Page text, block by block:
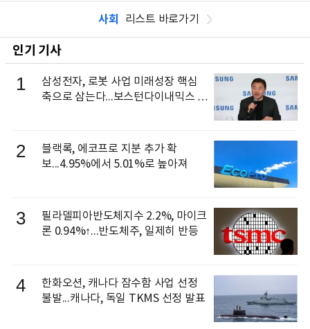
사회 리스트 바로가기
인기 기사
1
삼성전자, 로봇 사업 미래성장 핵심
축으로 삼는다...보스턴다이내믹스 출
2
블랙록, 에코프로 지분 추가 확
보...4.95%에서 5.01%로 높아져
3
필라델피아반도체지수 2.2%, 마이크
론 0.94%↑...반도체주, 일제히 반등
4
한화오션, 캐나다 잠수함 사업 선정
불발...캐나다, 독일 TKMS 선정 발표